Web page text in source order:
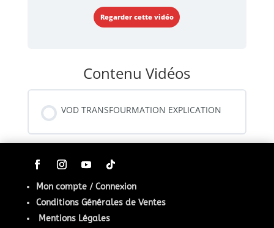
Regarder cette vidéo
Contenu Vidéos
VOD TRANSFOURMATION EXPLICATION
Mon compte / Connexion
Conditions Générales de Ventes
Mentions Légales